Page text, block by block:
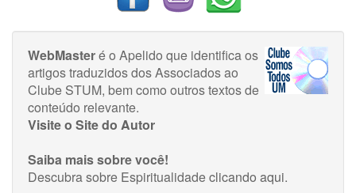
WebMasteré o Apelido que identifica os
artigos traduzidos dos Associados ao
Clube STUM, bem como outros textos de
conteúdo relevante.
Visite o Site do Autor
Saiba mais sobre você!
Descubra sobre Espiritualidadeclicando aqui.